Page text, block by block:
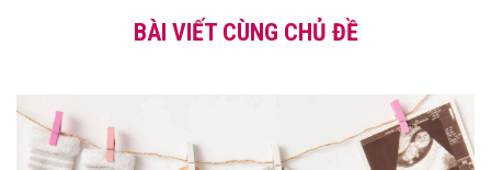
BÀI VIẾT CÙNG CHỦ ĐỀ